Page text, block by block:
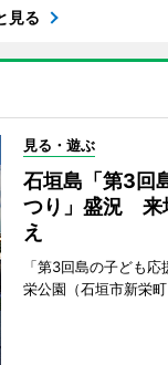
見る
見る・遊ぶ
石垣島「第3回
つり」盛況 来
え
「第3回島の子ども
栄公園（石垣市新栄町